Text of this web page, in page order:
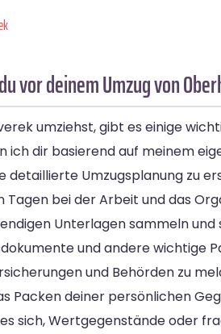
vor deinem Umzug von
umziehst, gibt es einige
dir basierend auf meinem
detaillierte Umzugsplanung zu
bei der Arbeit und das
Unterlagen sammeln
und andere wichtige
und Behörden zu
Packen deiner persönlichen
sich, Wertgegenstände oder